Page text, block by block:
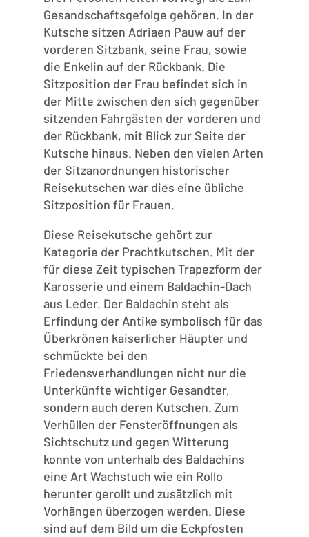
Gesandschaftsgefolge gehören. In der
Kutsche sitzen Adriaen Pauw auf der
vorderen Sitzbank, seine Frau, sowie
die Enkelin auf der Rückbank. Die
Sitzposition der Frau befindet sich in
der Mitte zwischen den sich gegenüber
sitzenden Fahrgästen der vorderen und
der Rückbank, mit Blick zur Seite der
Kutsche hinaus. Neben den vielen Arten
der Sitzanordnungen historischer
Reisekutschen war dies eine übliche
Sitzposition für Frauen.
Diese Reisekutsche gehört zur
Kategorie der Prachtkutschen. Mit der
für diese Zeit typischen Trapezform der
Karosserie und einem Baldachin-Dach
aus Leder. Der Baldachin steht als
Erfindung der Antike symbolisch für das
Überkrönen kaiserlicher Häupter und
schmückte bei den
Friedensverhandlungen nicht nur die
Unterkünfte wichtiger Gesandter,
sondern auch deren Kutschen. Zum
Verhüllen der Fensteröffnungen als
Sichtschutz und gegen Witterung
konnte von unterhalb des Baldachins
eine Art Wachstuch wie ein Rollo
herunter gerollt und zusätzlich mit
Vorhängen überzogen werden. Diese
sind auf dem Bild um die Eckpfosten